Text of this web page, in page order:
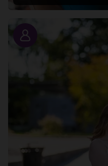
Portrait